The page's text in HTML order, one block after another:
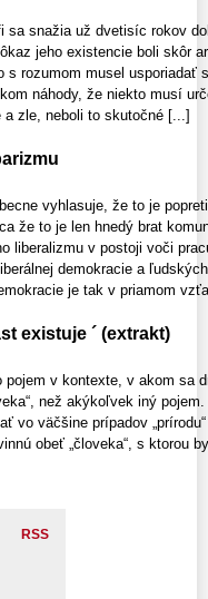
sa snažia už dvetisíc rokov
jeho existencie boli skôr
s rozumom musel usporiadať
náhody, že niekto musí
a zle, neboli to skutočné [...]
vyhlasuje, že to je
že to je len hnedý brat
liberalizmu v postoji voči
demokracie a
je tak v priamom
existuje ´ (extrakt)
pojem v kontexte, v akom sa
než akýkoľvek iný
vo väčšine prípadov
obeť „človeka“, s ktorou
RSS